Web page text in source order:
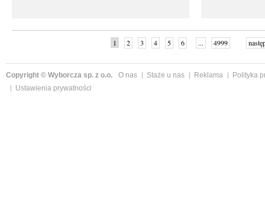
1 2 3 4 5 6 ... 4999
Copyright © Wyborcza sp. z o.o. O nas Staże u nas Reklama
Polityka
Ustawienia prywatności